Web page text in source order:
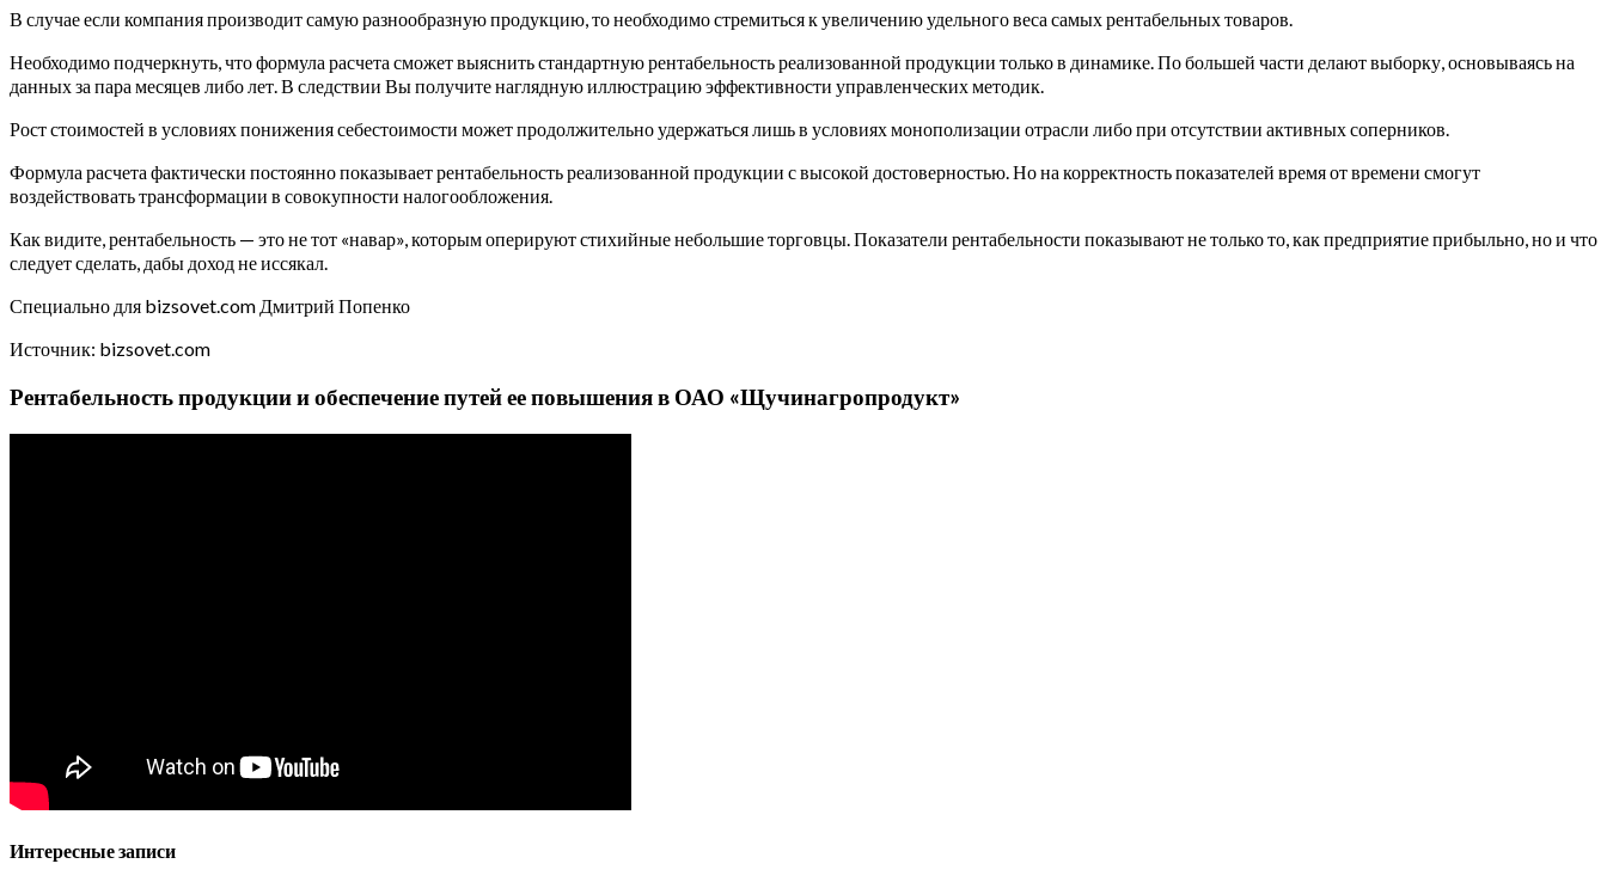
В случае если компания производит самую разнообразную продукцию, то необходимо стремиться к увеличению удельного веса самых рентабельных товаров.
Необходимо подчеркнуть, что формула расчета сможет выяснить стандартную рентабельность реализованной продукции только в динамике. По большей части делают выборку, основываясь на
данных за пара месяцев либо лет. В следствии Вы получите наглядную иллюстрацию эффективности управленческих методик.
Рост стоимостей в условиях понижения себестоимости может продолжительно удержаться лишь в условиях монополизации отрасли либо при отсутствии активных соперников.
Формула расчета фактически постоянно показывает рентабельность реализованной продукции с высокой достоверностью. Но на корректность показателей время от времени смогут
воздействовать трансформации в совокупности налогообложения.
Как видите, рентабельность — это не тот «навар», которым оперируют стихийные небольшие торговцы. Показатели рентабельности показывают не только то, как предприятие прибыльно, но и что
следует сделать, дабы доход не иссякал.
Специально для bizsovet.com Дмитрий Попенко
Источник: bizsovet.com
Рентабельность продукции и обеспечение путей ее повышения в ОАО «Щучинагропродукт»
Интересные записи